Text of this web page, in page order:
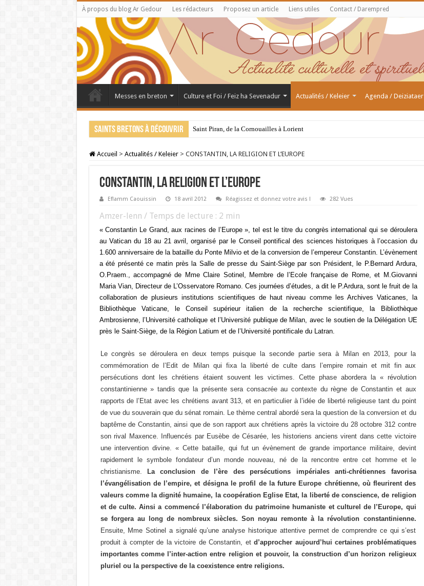
À propos du blog Ar Gedour Les rédacteurs Proposez un article Liens utiles Contact / Darempred
Messes en breton Culture et Foi / Feiz ha Sevenadur Actualités / Keleier Agenda / Deiziataer
Saints bretons à découvrir Saint Piran, de la Cornouailles à Lorient
Accueil > Actualités / Keleier > CONSTANTIN, LA RELIGION ET L’EUROPE
CONSTANTIN, LA RELIGION ET L’EUROPE
Eflamm Caouissin 18 avril 2012 Réagissez et donnez votre avis ! 282 Vues
Amzer-lenn / Temps de lecture : 2 min
« Constantin Le Grand, aux racines de l’Europe », tel est le titre du congrès international qui se déroulera
au Vatican du 18 au 21 avril, organisé par le Conseil pontifical des sciences historiques à l’occasion du
1.600 anniversaire de la bataille du Ponte Milvio et de la conversion de l’empereur Constantin. L’évènement
a été présenté ce matin près la Salle de presse du Saint-Siège par son Président, le P.Bernard Ardura,
O.Praem., accompagné de Mme Claire Sotinel, Membre de l’Ecole française de Rome, et M.Giovanni
Maria Vian, Directeur de L’Osservatore Romano. Ces journées d’études, a dit le P.Ardura, sont le fruit de la
collaboration de plusieurs institutions scientifiques de haut niveau comme les Archives Vaticanes, la
Bibliothèque Vaticane, le Conseil supérieur italien de la recherche scientifique, la Bibliothèque
Ambrosienne, l’Université catholique et l’Université publique de Milan, avec le soutien de la Délégation UE
près le Saint-Siège, de la Région Latium et de l’Université pontificale du Latran.
Le congrès se déroulera en deux temps puisque la seconde partie sera à Milan en 2013, pour la
commémoration de l’Edit de Milan qui fixa la liberté de culte dans l’empire romain et mit fin aux
persécutions dont les chrétiens étaient souvent les victimes. Cette phase abordera la « révolution
constantinienne » tandis que la présente sera consacrée au contexte du règne de Constantin et aux
rapports de l’Etat avec les chrétiens avant 313, et en particulier à l’idée de liberté religieuse tant du point
de vue du souverain que du sénat romain. Le thème central abordé sera la question de la conversion et du
baptême de Constantin, ainsi que de son rapport aux chrétiens après la victoire du 28 octobre 312 contre
son rival Maxence. Influencés par Eusèbe de Césarée, les historiens anciens virent dans cette victoire
une intervention divine. « Cette bataille, qui fut un évènement de grande importance militaire, devint
rapidement le symbole fondateur d’un monde nouveau, né de la rencontre entre cet homme et le
christianisme.
La conclusion de l’ère des persécutions impériales anti-chrétiennes favorisa
l’évangélisation de l’empire, et désigna le profil de la future Europe chrétienne, où fleurirent des
valeurs comme la dignité humaine, la coopération Eglise Etat, la liberté de conscience, de religion
et de culte. Ainsi a commencé l’élaboration du patrimoine humaniste et culturel de l’Europe, qui
se forgera au long de nombreux siècles. Son noyau remonte à la révolution constantinienne.
Ensuite, Mme Sotinel a signalé qu’une analyse historique attentive permet de comprendre ce qui s’est
produit à compter de la victoire de Constantin, et d’approcher aujourd’hui certaines problématiques
importantes comme l’inter-action entre religion et pouvoir, la construction d’un horizon religieux
pluriel ou la perspective de la coexistence entre religions.